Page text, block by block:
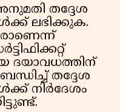
തദ്ദേശ
ലഭിക്കുക.
ദയാവധത്തിന്
തദ്ദേശ
നിർദേശം